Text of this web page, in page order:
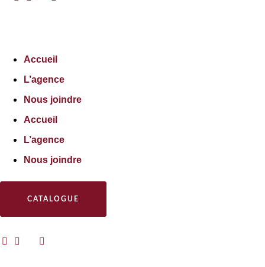
Accueil
L’agence
Nous joindre
Accueil
L’agence
Nous joindre
CATALOGUE